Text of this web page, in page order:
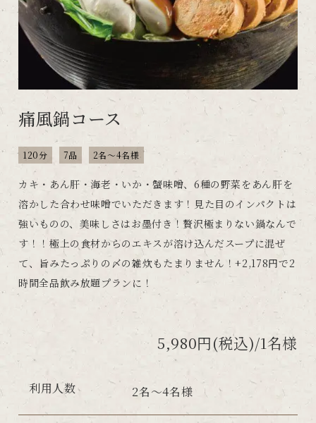
痛風鍋コース
120分 7品 2名～4名様
カキ・あん肝・海老・いか・蟹味噌、6種の野菜をあん肝を
溶かした合わせ味噌でいただきます！見た目のインパクトは
強いものの、美味しさはお墨付き！贅沢極まりない鍋なんで
す！！極上の食材からのエキスが溶け込んだスープに混ぜ
て、旨みたっぷりの〆の雑炊もたまりません！+2,178円で2
時間全品飲み放題プランに！
5,980円(税込)/1名様
利用人数 2名～4名様